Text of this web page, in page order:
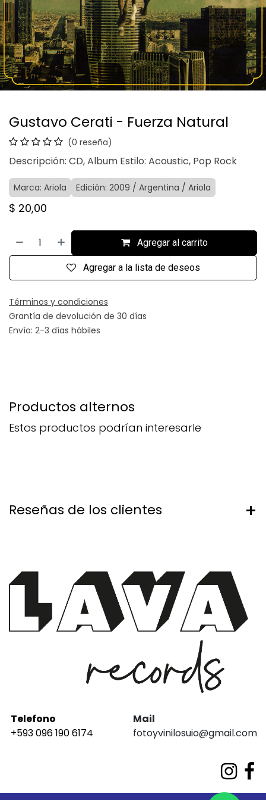
Gustavo Cerati - Fuerza Natural
(0 reseña)
Descripción: CD, Album Estilo: Acoustic, Pop Rock
Marca: Ariola Edición: 2009 / Argentina / Ariola
$ 20,00
Agregar al carrito
Agregar a la lista de deseos
Términos y condiciones
Grantía de devolución de 30 días
Envío: 2-3 días hábiles
Productos alternos
Estos productos podrían interesarle
Reseñas de los clientes
Telefono
+593 096 190 6174
Mail
fotoyvinilosuio@gmail.com